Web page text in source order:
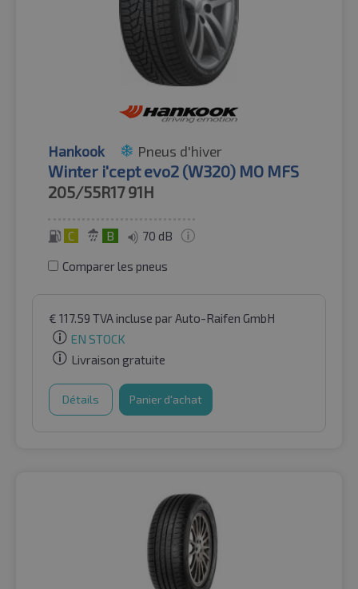
Hankook Pneus d'hiver
Winter i'cept evo2 (W320) MO MFS
205/55R17 91H
C B 70 dB
Comparer les pneus
€ 117.59 TVA incluse par Auto-Raifen GmbH
EN STOCK
Livraison gratuite
Détails Panier d'achat